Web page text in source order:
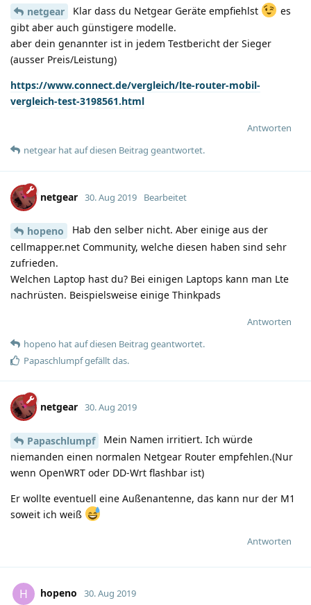
netgear Klar dass du Netgear Geräte empfiehlst
es
gibt aber auch günstigere modelle.
aber dein genannter ist in jedem Testbericht der Sieger
(ausser Preis/Leistung)
https://www.connect.de/vergleich/lte-router-mobil-
vergleich-test-3198561.html
Antworten
netgear hatauf diesen Beitrag geantwortet.
netgear 30. Aug 2019 Bearbeitet
hopeno
Hab den selber nicht. Aber einige aus der
cellmapper.net Community, welche diesen haben sind sehr
zufrieden.
Welchen Laptop hast du? Bei einigen Laptops kann man Lte
nachrüsten. Beispielsweise einige Thinkpads
Antworten
hopeno hatauf diesen Beitrag geantwortet.
Papaschlumpfgefällt das.
netgear 30. Aug 2019
Papaschlumpf
Mein Namen irritiert. Ich würde
niemanden einen normalen Netgear Router empfehlen.(Nur
wenn OpenWRT oder DD-Wrt flashbar ist)
Er wollte eventuell eine Außenantenne, das kann nur der M1
soweit ich weiß
Antworten
H hopeno 30. Aug 2019